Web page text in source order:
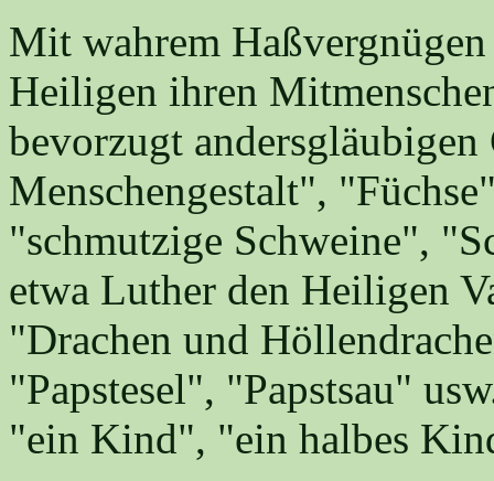
Mit wahrem
Heiligen ihren
bevorzugt
Menschengestalt",
"schmutzige Schweine",
etwa Luther den Heiligen
"Drachen und
"Papstesel", "Papstsau"
"ein Kind", "ein halbes